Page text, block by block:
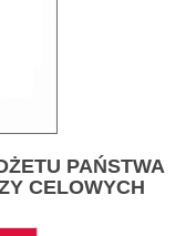
PAŃSTWA
CELOWYCH